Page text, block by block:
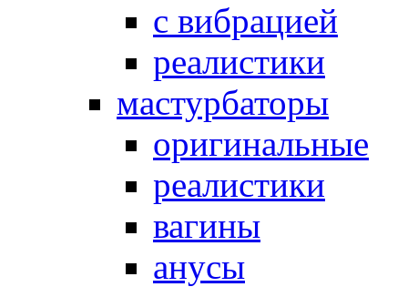
с вибрацией
реалистики
мастурбаторы
оригинальные
реалистики
вагины
анусы